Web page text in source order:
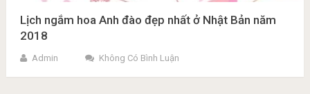
Lịch ngắm hoa Anh đào đẹp nhất ở Nhật Bản năm
2018
Admin Không Có Bình Luận